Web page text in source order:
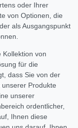
oder Ihrer
von Optionen, die
als Ausgangspunkt
Kollektion von
für die
dass Sie von der
Produkte
unserer
ordentlicher,
Ihnen diese